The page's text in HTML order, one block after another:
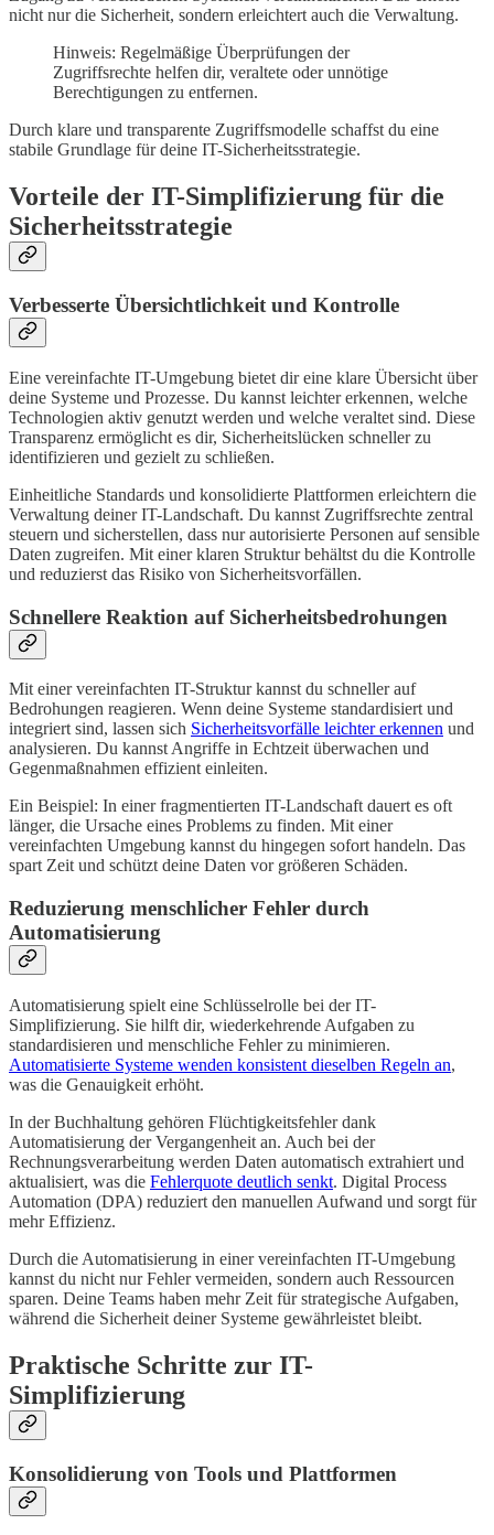
nicht nur die Sicherheit, sondern erleichtert auch die Verwaltung.
Hinweis: Regelmäßige Überprüfungen der
Zugriffsrechte helfen dir, veraltete oder unnötige
Berechtigungen zu entfernen.
Durch klare und transparente Zugriffsmodelle schaffst du eine
stabile Grundlage für deine IT-Sicherheitsstrategie.
Vorteile der IT-Simplifizierung für die
Sicherheitsstrategie
Verbesserte Übersichtlichkeit und Kontrolle
Eine vereinfachte IT-Umgebung bietet dir eine klare Übersicht über
deine Systeme und Prozesse. Du kannst leichter erkennen, welche
Technologien aktiv genutzt werden und welche veraltet sind. Diese
Transparenz ermöglicht es dir, Sicherheitslücken schneller zu
identifizieren und gezielt zu schließen.
Einheitliche Standards und konsolidierte Plattformen erleichtern die
Verwaltung deiner IT-Landschaft. Du kannst Zugriffsrechte zentral
steuern und sicherstellen, dass nur autorisierte Personen auf sensible
Daten zugreifen. Mit einer klaren Struktur behältst du die Kontrolle
und reduzierst das Risiko von Sicherheitsvorfällen.
Schnellere Reaktion auf Sicherheitsbedrohungen
Mit einer vereinfachten IT-Struktur kannst du schneller auf
Bedrohungen reagieren. Wenn deine Systeme standardisiert und
integriert sind, lassen sich Sicherheitsvorfälle leichter erkennen und
analysieren. Du kannst Angriffe in Echtzeit überwachen und
Gegenmaßnahmen effizient einleiten.
Ein Beispiel: In einer fragmentierten IT-Landschaft dauert es oft
länger, die Ursache eines Problems zu finden. Mit einer
vereinfachten Umgebung kannst du hingegen sofort handeln. Das
spart Zeit und schützt deine Daten vor größeren Schäden.
Reduzierung menschlicher Fehler durch
Automatisierung
Automatisierung spielt eine Schlüsselrolle bei der IT-
Simplifizierung. Sie hilft dir, wiederkehrende Aufgaben zu
standardisieren und menschliche Fehler zu minimieren.
Automatisierte Systeme wenden konsistent dieselben Regeln an,
was die Genauigkeit erhöht.
In der Buchhaltung gehören Flüchtigkeitsfehler dank
Automatisierung der Vergangenheit an. Auch bei der
Rechnungsverarbeitung werden Daten automatisch extrahiert und
aktualisiert, was die Fehlerquote deutlich senkt. Digital Process
Automation (DPA) reduziert den manuellen Aufwand und sorgt für
mehr Effizienz.
Durch die Automatisierung in einer vereinfachten IT-Umgebung
kannst du nicht nur Fehler vermeiden, sondern auch Ressourcen
sparen. Deine Teams haben mehr Zeit für strategische Aufgaben,
während die Sicherheit deiner Systeme gewährleistet bleibt.
Praktische Schritte zur IT-
Simplifizierung
Konsolidierung von Tools und Plattformen